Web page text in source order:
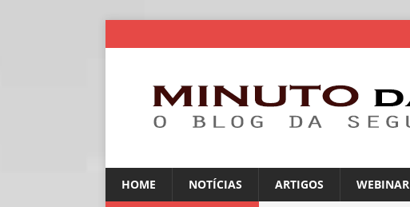
HOME NOTÍCIAS ARTIGOS WEBINAR